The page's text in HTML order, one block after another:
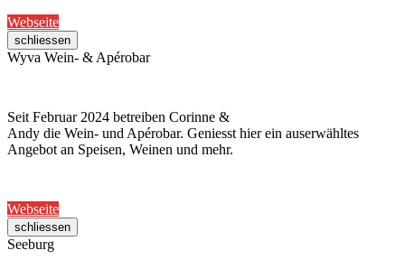
Webseite
schliessen
Wyva Wein- & Apérobar
Seit Februar 2024 betreiben Corinne &
Andy die Wein- und Apérobar. Geniesst hier ein auserwähltes
Angebot an Speisen, Weinen und mehr.
Webseite
schliessen
Seeburg